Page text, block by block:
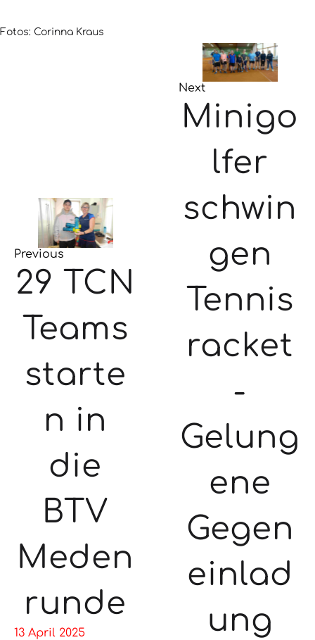
Fotos: Corinna Kraus
Previous
29 TCN
Teams
starte
n in
die
BTV
Meden
runde
13 April 2025
Next
Minigo
lfer
schwin
gen
Tennis
racket
-
Gelung
ene
Gegen
einlad
ung